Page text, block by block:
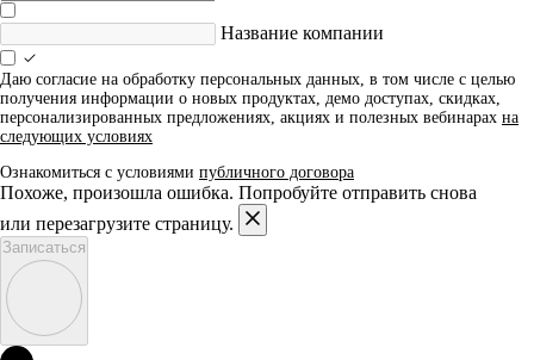
Название компании
Даю согласие на обработку персональных данных, в том числе с целью
получения информации о новых продуктах, демо доступах, скидках,
персонализированных предложениях, акциях и полезных вебинарах на
следующих условиях
Ознакомиться с условиями публичного договора
Похоже, произошла ошибка. Попробуйте отправить снова
или перезагрузите страницу.
Записаться